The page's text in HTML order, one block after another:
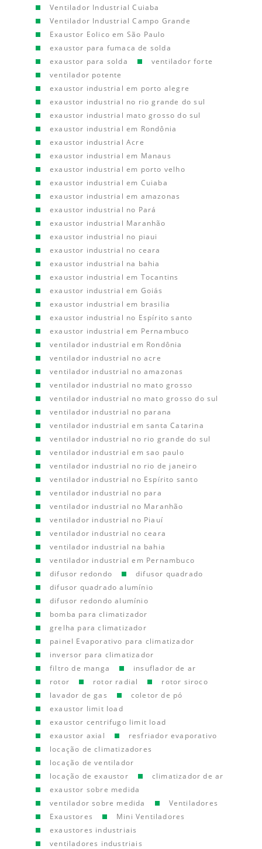
Ventilador Industrial Cuiaba
Ventilador Industrial Campo Grande
Exaustor Eolico em São Paulo
exaustor para fumaca de solda
exaustor para solda
ventilador forte
ventilador potente
exaustor industrial em porto alegre
exaustor industrial no rio grande do sul
exaustor industrial mato grosso do sul
exaustor industrial em Rondônia
exaustor industrial Acre
exaustor industrial em Manaus
exaustor industrial em porto velho
exaustor industrial em Cuiaba
exaustor industrial em amazonas
exaustor industrial no Pará
exaustor industrial Maranhão
exaustor industrial no piaui
exaustor industrial no ceara
exaustor industrial na bahia
exaustor industrial em Tocantins
exaustor industrial em Goiás
exaustor industrial em brasilia
exaustor industrial no Espírito santo
exaustor industrial em Pernambuco
ventilador industrial em Rondônia
ventilador industrial no acre
ventilador industrial no amazonas
ventilador industrial no mato grosso
ventilador industrial no mato grosso do sul
ventilador industrial no parana
ventilador industrial em santa Catarina
ventilador industrial no rio grande do sul
ventilador industrial em sao paulo
ventilador industrial no rio de janeiro
ventilador industrial no Espírito santo
ventilador industrial no para
ventilador industrial no Maranhão
ventilador industrial no Piauí
ventilador industrial no ceara
ventilador industrial na bahia
ventilador industrial em Pernambuco
difusor redondo
difusor quadrado
difusor quadrado alumínio
difusor redondo alumínio
bomba para climatizador
grelha para climatizador
painel Evaporativo para climatizador
inversor para climatizador
filtro de manga
insuflador de ar
rotor
rotor radial
rotor siroco
lavador de gas
coletor de pó
exaustor limit load
exaustor centrifugo limit load
exaustor axial
resfriador evaporativo
locação de climatizadores
locação de ventilador
locação de exaustor
climatizador de ar
exaustor sobre medida
ventilador sobre medida
Ventiladores
Exaustores
Mini Ventiladores
exaustores industriais
ventiladores industriais